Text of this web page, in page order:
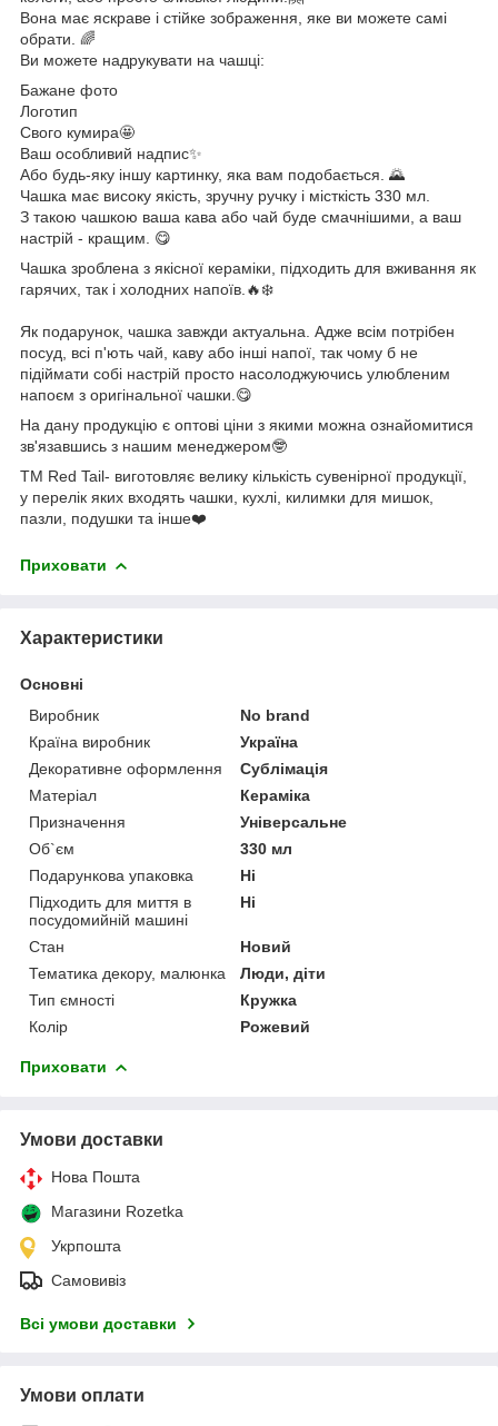
Вона має яскраве і стійке зображення, яке ви можете самі
обрати. 🌈
Ви можете надрукувати на чашці:
Бажане фото
Логотип
Свого кумира🤩
Ваш особливий надпис✨
Або будь-яку іншу картинку, яка вам подобається. 🌄
Чашка має високу якість, зручну ручку і місткість 330 мл.
З такою чашкою ваша кава або чай буде смачнішими, а ваш
настрій - кращим. 😋
Чашка зроблена з якісної кераміки, підходить для вживання як
гарячих, так і холодних напоїв.🔥❄️
Як подарунок, чашка завжди актуальна. Адже всім потрібен
посуд, всі п'ють чай, каву або інші напої, так чому б не
підіймати собі настрій просто насолоджуючись улюбленим
напоєм з оригінальної чашки.😋
На дану продукцію є оптові ціни з якими можна ознайомитися
зв'язавшись з нашим менеджером🤓
ТМ Red Tail- виготовляє велику кількість сувенірної продукції,
у перелік яких входять чашки, кухлі, килимки для мишок,
пазли, подушки та інше❤️
Приховати
Характеристики
Основні
Виробник
No brand
Країна виробник
Україна
Декоративне оформлення
Сублімація
Матеріал
Кераміка
Призначення
Універсальне
Об`єм
330 мл
Подарункова упаковка
Ні
Підходить для миття в
посудомийній машині
Ні
Стан
Новий
Тематика декору, малюнка
Люди, діти
Тип ємності
Кружка
Колір
Рожевий
Приховати
Умови доставки
Нова Пошта
Магазини Rozetka
Укрпошта
Самовивіз
Всі умови доставки
Умови оплати